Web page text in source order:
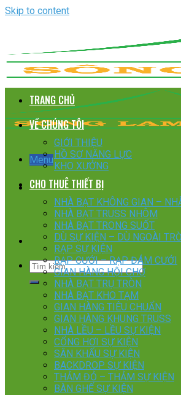
Skip to content
Menu
TRANG CHỦ
VỀ CHÚNG TÔI
GIỚI THIỆU
HỒ SƠ NĂNG LỰC
KHO XƯỞNG
CHO THUÊ THIẾT BỊ
NHÀ BẠT KHÔNG GIAN –
NHÀ BẠT TRUSS NHÔM
NHÀ BẠT TRONG SUỐT
DÙ SỰ KIỆN – DÙ NGOÀI
RẠP SỰ KIỆN
RẠP CƯỚI – RẠP ĐÁM CƯỚI
GIAN HÀNG HỘI CHỢ
NHÀ BẠT TRỤ TRÒN
NHÀ BẠT KHO TẠM
GIAN HÀNG TIÊU CHUẨN
GIAN HÀNG KHUNG TRUSS
NHÀ LỀU – LỀU SỰ KIỆN
CỔNG HƠI SỰ KIỆN
SÂN KHẤU SỰ KIỆN
BACKDROP SỰ KIỆN
THẢM ĐỎ – THẢM SỰ KIỆN
BÀN GHẾ SỰ KIỆN